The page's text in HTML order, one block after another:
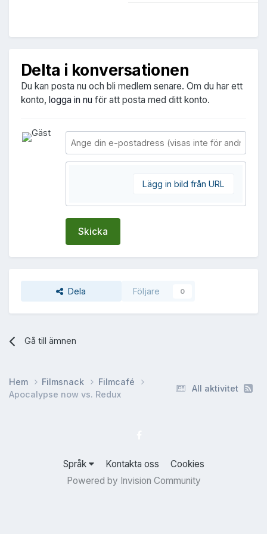
Delta i konversationen
Du kan posta nu och bli medlem senare. Om du har ett
konto, logga in nu för att posta med ditt konto.
Lägg in bild från URL
Skicka
Dela Följare 0
Gå till ämnen
All aktivitet
Hem Filmsnack
Filmcafé
Apocalypse now vs. Redux
Språk Kontakta oss
Cookies
Powered by Invision Community